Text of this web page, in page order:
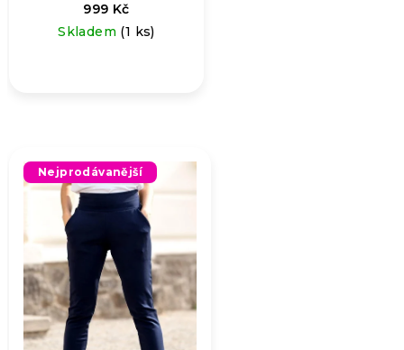
999 Kč
Skladem (1 ks)
Nejprodávanější